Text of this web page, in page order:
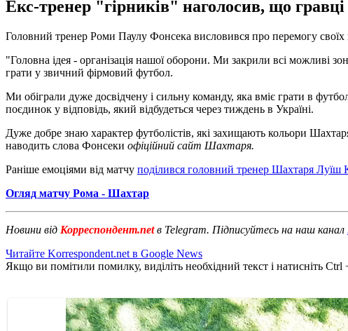
Екс-тренер "гірників" наголосив, що
Головний тренер Роми Паулу Фонсека висловився про перемогу
"Головна ідея - організація нашої оборони. Ми закрили всі можливі
грати у звичний фірмовий футбол.
Ми обіграли дуже досвідчену і сильну команду, яка вміє грати в
поєдинок у відповідь, який відбудеться через тиждень в Україні.
Дуже добре знаю характер футболістів, які захищають кольори
наводить слова Фонсеки офіційний сайт Шахтаря.
Раніше емоціями від матчу поділився головний тренер Шахтаря Луїш
Огляд матчу Рома - Шахтар
Новини від Корреспондент.netв Telegram. Підписуйтесь на наш канал
Читайте Korrespondent.net в Google News
Якщо ви помітили помилку, виділіть необхідний текст і натисніть